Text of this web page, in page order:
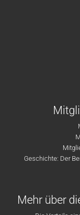
Geschichte: Der
Mehr über